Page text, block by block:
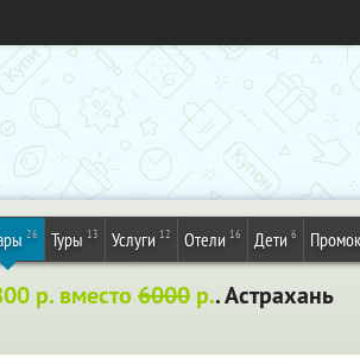
26 Туры 13 Услуги 12 Отели 16 Дети 6
р. вместо 6000 р.. Астрахань